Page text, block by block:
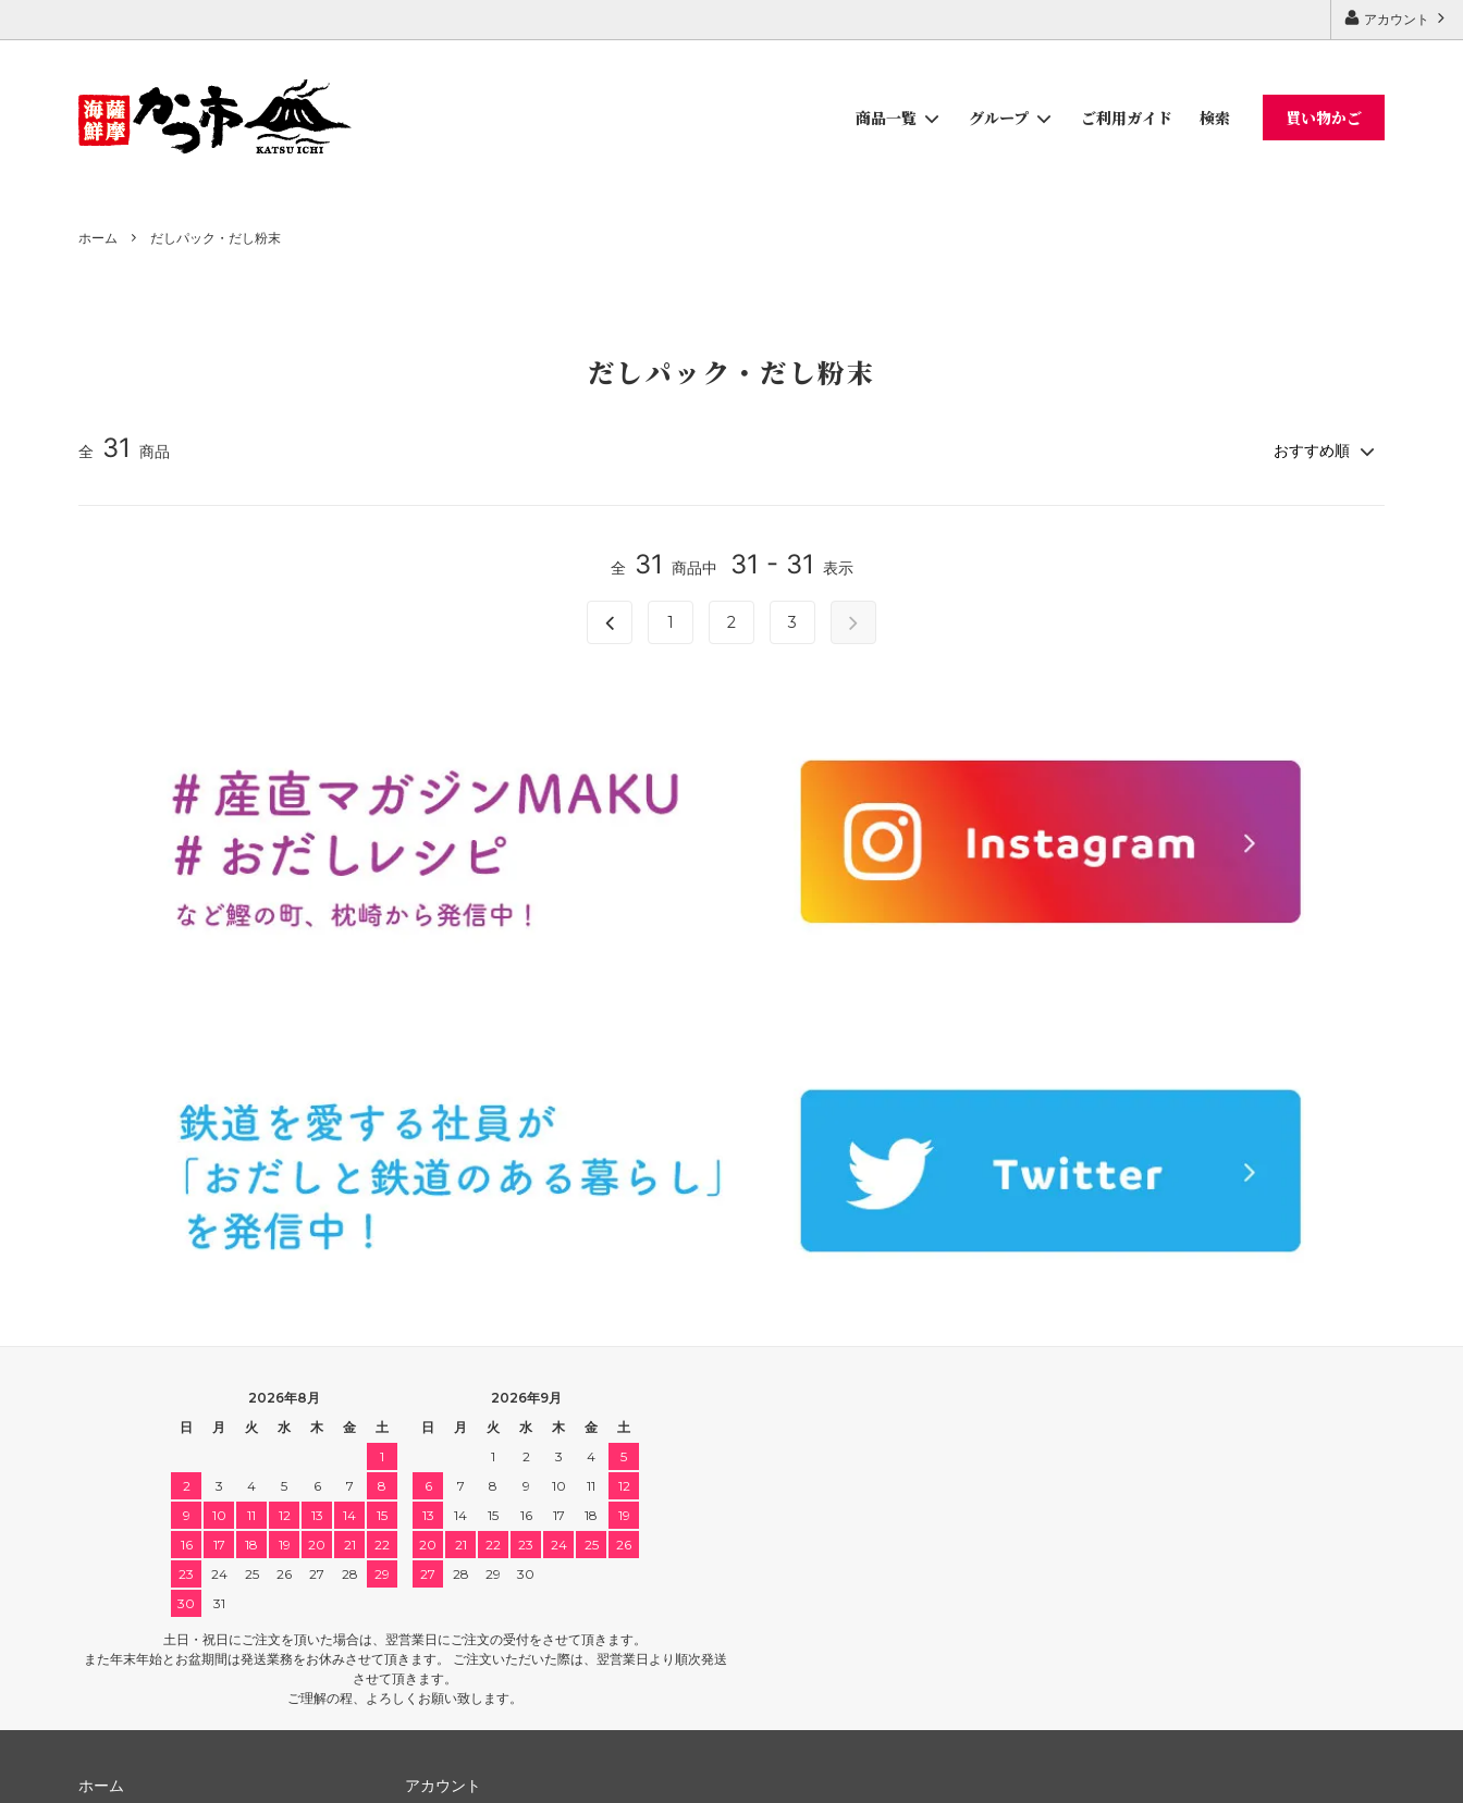
アカウント
買い物かご
検索
商品一覧 グループ
かつお節削り器
ご利用ガイド
ホーム だしパック・だし粉末
だしパック・だし粉末
全 31 商品
全 31 商品中 31 - 31 表示
1 2 3
2026年8月
日
月 火 水 木 金
土
1
2
3 4 5 6 7
8
9
10 11 12 13 14
15
16
17 18 19 20 21
22
23
24 25 26 27 28
29
30
31
2026年9月
日
月 火 水 木 金
土
1
2 3 4
5
6
7 8 9 10 11
12
13
14 15 16 17 18
19
20
21 22 23 24 25
26
27
28 29 30
土日・祝日にご注文を頂いた場合は、翌営業日にご注文の受付をさせて頂きます。
また年末年始とお盆期間は発送業務をお休みさせて頂きます。 ご注文いただいた際は、翌営業日より順次発送
させて頂きます。
ご理解の程、よろしくお願い致します。
ホーム
アカウント